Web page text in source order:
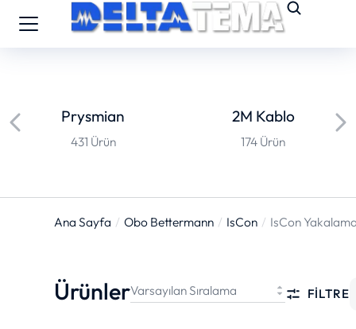
Prysmian
431 Ürün
2M Kablo
174 Ürün
You are here:
Ana Sayfa Obo Bettermann IsCon IsCon
Ürünler FILTRE